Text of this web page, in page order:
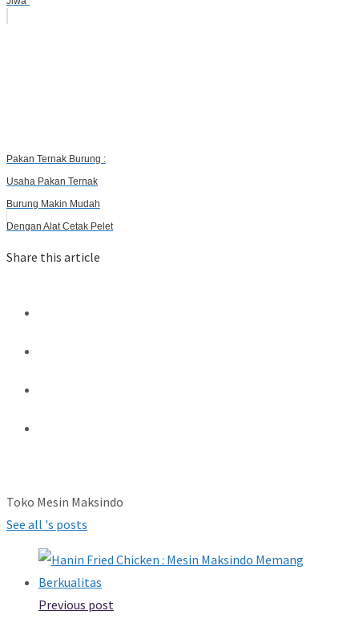
Pakan Ternak Burung :
Usaha Pakan Ternak
Burung Makin Mudah
Dengan Alat Cetak Pelet
Share this article
Toko Mesin Maksindo
See all 's posts
Previous post